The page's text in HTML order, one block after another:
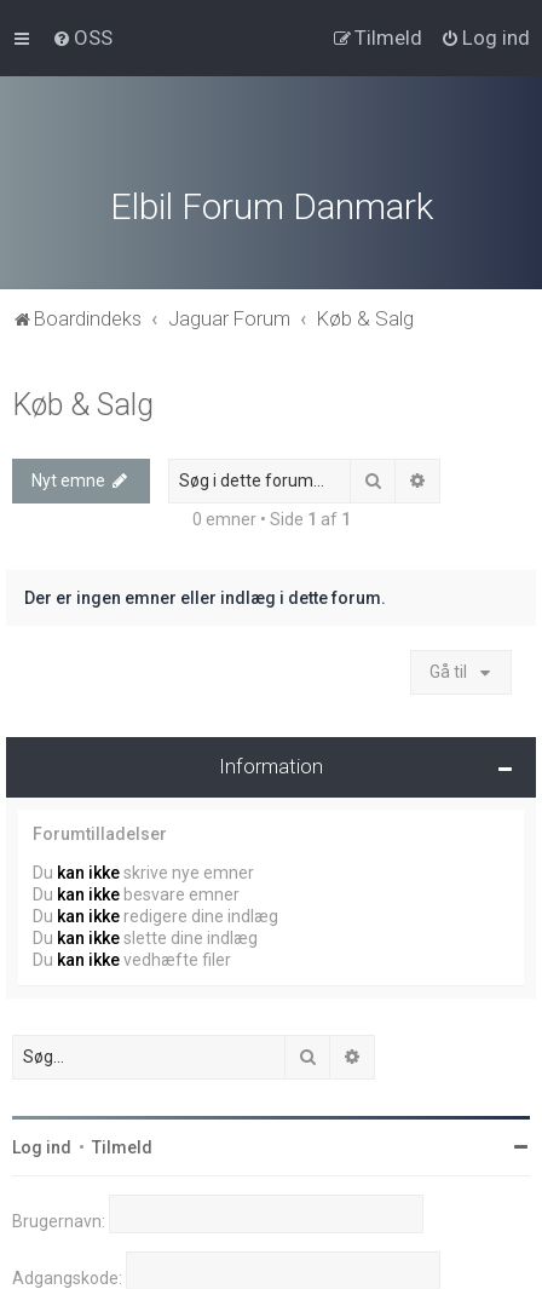
OSS Log ind
Tilmeld
Elbil Forum Danmark
Boardindeks Jaguar Forum Køb & Salg
Køb & Salg
Nyt emne Søg
0 emner • Side 1 af 1
Der er ingen emner eller indlæg i dette forum.
Gå til
Information
Forumtilladelser
Du kan ikkeskrive nye emner
Du kan ikke besvare emner
Du kan ikke redigere dine indlæg
Du kan ikkeslette dine indlæg
Du kan ikkevedhæfte filer
Søg
Log ind • Tilmeld
Brugernavn:
Adgangskode: